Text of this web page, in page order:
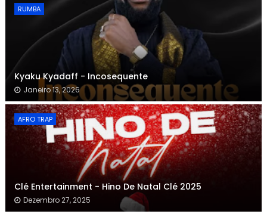
RUMBA
Kyaku Kyadaff - Incosequente
Janeiro 13, 2026
AFRO TRAP
Clé Entertainment - Hino De Natal Clé 2025
Dezembro 27, 2025